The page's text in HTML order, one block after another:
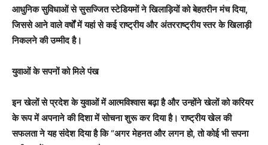
आधुनिक सुविधाओं से सुसज्जित स्टेडियमों ने खिलाड़ियों को बेहतरीन मंच दिया,
जिससे आने वाले वर्षों में यहां से कई राष्ट्रीय और अंतरराष्ट्रीय स्तर के खिलाड़ी
निकलने की उम्मीद है।
युवाओं के सपनों को मिले पंख
इन खेलों से प्रदेश के युवाओं में आत्मविश्वास बढ़ा है और उन्होंने खेलों को करियर
के रूप में अपनाने की दिशा में सोचना शुरू कर दिया है। राष्ट्रीय खेल की
सफलता ने यह संदेश दिया है कि “अगर मेहनत और लगन हो, तो कोई भी सपना